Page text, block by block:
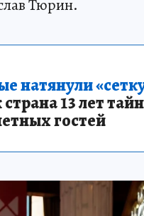
Тюрин.
натянули
13 лет
гостей